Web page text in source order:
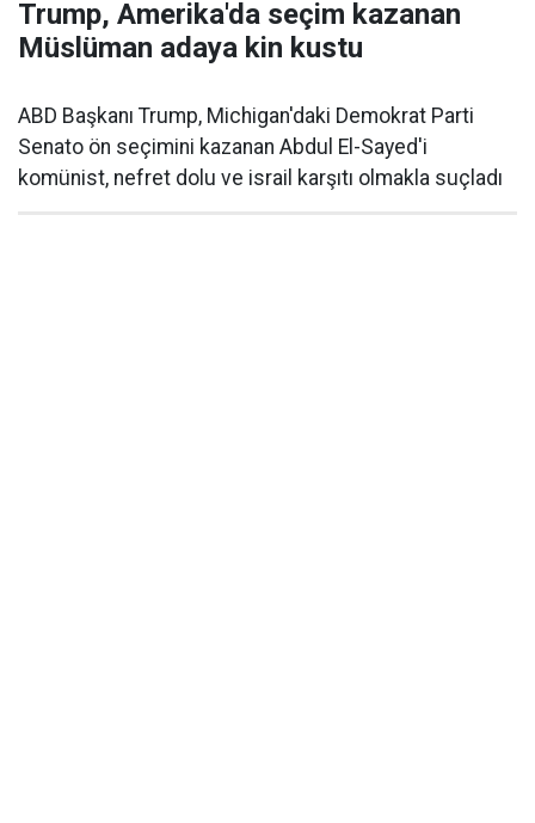
Trump, Amerika'da seçim kazanan
Müslüman adaya kin kustu
ABD Başkanı Trump, Michigan'daki Demokrat Parti
Senato ön seçimini kazanan Abdul El-Sayed'i
komünist, nefret dolu ve israil karşıtı olmakla suçladı